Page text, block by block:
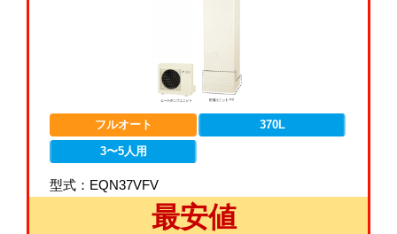
フルオート
370L
3〜5人用
型式：EQN37VFV
最安値